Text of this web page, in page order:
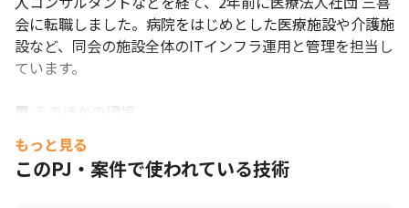
子育てをしながら仕事にも注力できる環境があります。
会に転職しました。病院をはじめとした医療施設や介護施
設など、同会の施設全体のITインフラ運用と管理を担当し
ています。
■ そのほかの環境
・ネットワークは主にオンプレミスを使用していますが、
一部クラウドを導入しています
もっと見る
このPJ・案件で使われている技術